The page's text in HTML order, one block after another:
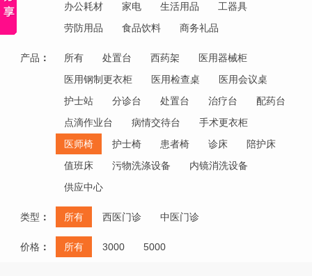
办公耗材
家电 生活用品
工器具
劳防用品
食品饮料 商务礼品
产品 ： 所有 处置台 西药架
医用器械柜
医用钢制更衣柜
医用检查桌
医用会议桌
护士站
分诊台 处置台 治疗台
配药台
点滴作业台
病情交待台
手术更衣柜
医师椅
护士椅 患者椅 诊床
陪护床
值班床
污物洗涤设备
内镜消洗设备
供应中心
类型 ： 所有 西医门诊 中医门诊
价格 ： 所有 3000 5000